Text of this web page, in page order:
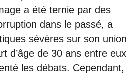
a été ternie par des
dans le passé, a
sévères sur son union
d’âge de 30 ans entre eux
les débats. Cependant,